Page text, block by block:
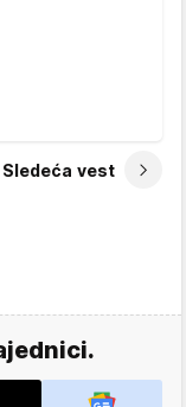
Sledeća vest